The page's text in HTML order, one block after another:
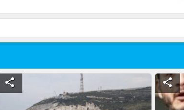
share
share